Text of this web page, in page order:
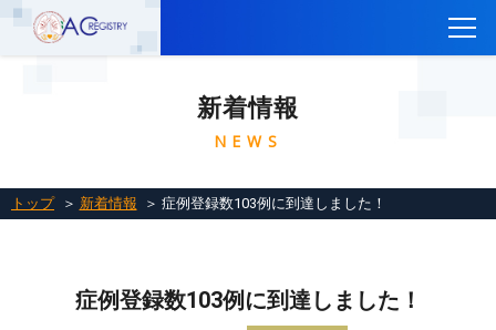
CTEPH AC Registryについて
参加施設の方へ
お問い合わせ
新着情報
NEWS
トップ ＞ 新着情報 ＞ 症例登録数103例に到達しました！
症例登録数103例に到達しました！